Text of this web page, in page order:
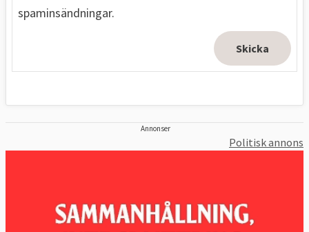
spaminsändningar.
Annonser
Politisk annons